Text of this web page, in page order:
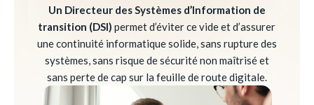
Un Directeur des Systèmes d’Information de
transition (DSI) permet d’éviter ce vide et d’assurer
une continuité informatique solide, sans rupture des
systèmes, sans risque de sécurité non maîtrisé et
sans perte de cap sur la feuille de route digitale.